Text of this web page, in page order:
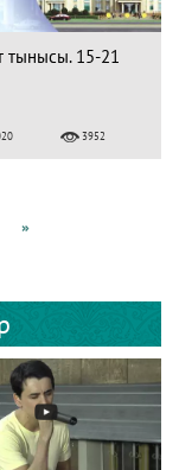
тынысы. 15-21
3952
»